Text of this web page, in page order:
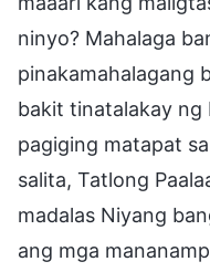
ninyo? Mahalaga
pinakamahalagang
bakit tinatalakay ng
pagiging matapat
salita, Tatlong
madalas Niyang
ang mga